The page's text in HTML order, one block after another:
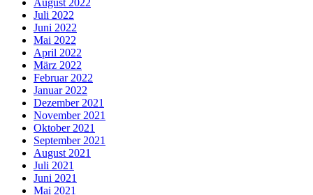
August 2022
Juli 2022
Juni 2022
Mai 2022
April 2022
März 2022
Februar 2022
Januar 2022
Dezember 2021
November 2021
Oktober 2021
September 2021
August 2021
Juli 2021
Juni 2021
Mai 2021